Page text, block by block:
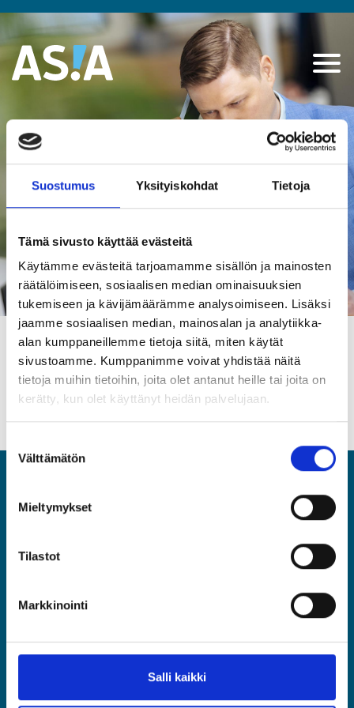
Suostumus Yksityiskohdat Tietoja
Tämä sivusto käyttää evästeitä
Käytämme evästeitä tarjoamamme sisällön ja mainosten
räätälöimiseen, sosiaalisen median ominaisuuksien
tukemiseen ja kävijämäärämme analysoimiseen. Lisäksi
jaamme sosiaalisen median, mainosalan ja analytiikka-
alan kumppaneillemme tietoja siitä, miten käytät
sivustoamme. Kumppanimme voivat yhdistää näitä
tietoja muihin tietoihin, joita olet antanut heille tai joita on
kerätty, kun olet käyttänyt heidän palvelujaan.
valinta
Välttämätön
Mieltymykset
Tilastot
Markkinointi
Salli kaikki
Fakta om ASIA
- ASIA
Sekretesspolicy
Sekretesspolicy (på finska)
ASIA
Service